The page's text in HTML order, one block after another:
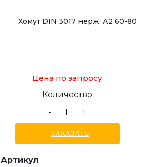
Хомут DIN 3017 нерж. А2 60-80
Цена по запросу
Количество
-
+
ЗАКАЗАТЬ
Артикул